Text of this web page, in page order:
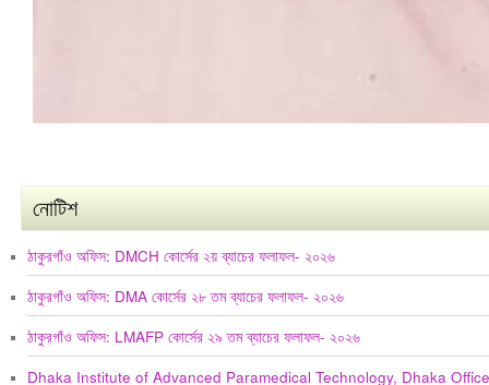
নোটিশ
ঠাকুরগাঁও অফিস: DMCH কোর্সের ২য় ব্যাচের ফলাফল- ২০২৬
ঠাকুরগাঁও অফিস: DMA কোর্সের ২৮ তম ব্যাচের ফলাফল- ২০২৬
ঠাকুরগাঁও অফিস: LMAFP কোর্সের ২৯ তম ব্যাচের ফলাফল- ২০২৬
Dhaka Institute of Advanced Paramedical Technology, Dhaka